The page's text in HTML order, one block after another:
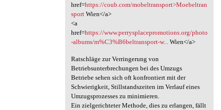
href=https://coub.com/mobeltransport>Moebeltran
sportWien</a>
<a
href=https://www.perrysplacepromotions.org/photo
-albums/m%C3%B6beltransport-w...Wien</a>
Ratschläge zur Verringerung von
Betriebsunterbrechungen bei des Umzugs
Betriebe sehen sich oft konfrontiert mit der
Schwierigkeit, Stillstandszeiten im Verlauf eines
Umzugsprozesses zu minimieren.
Ein zielgerichteter Methode, dies zu erlangen, fällt